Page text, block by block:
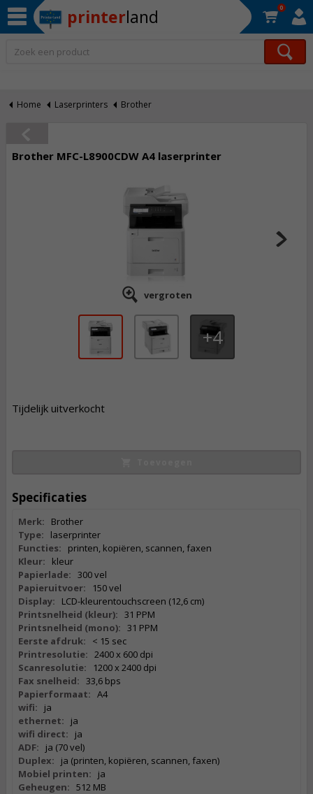
printerland 0
Home Laserprinters Brother
Brother MFC-L8900CDW A4 laserprinter
vergroten
4
Tijdelijk uitverkocht
Specificaties
Merk:
Brother
Type:
laserprinter
Functies:
printen, kopiëren, scannen, faxen
Kleur:
kleur
Papierlade: 300 vel
Papieruitvoer:
150 vel
Display:
LCD-kleurentouchscreen (12,6 cm)
Printsnelheid (kleur): 31 PPM
Printsnelheid (mono): 31 PPM
Eerste afdruk:
< 15 sec
Printresolutie: 2400 x 600 dpi
Scanresolutie:
1200 x 2400 dpi
Fax snelheid: 33,6 bps
Papierformaat: A4
wifi:
ja
ethernet:
ja
wifi direct:
ja
ADF:
ja (70 vel)
Duplex:
ja (printen, kopiëren, scannen, faxen)
Mobiel printen:
ja
Geheugen: 512 MB